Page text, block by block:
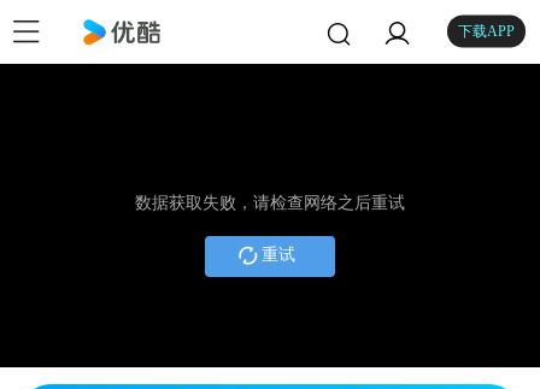
下载APP
数据获取失败，请检查网络之后重试
重试